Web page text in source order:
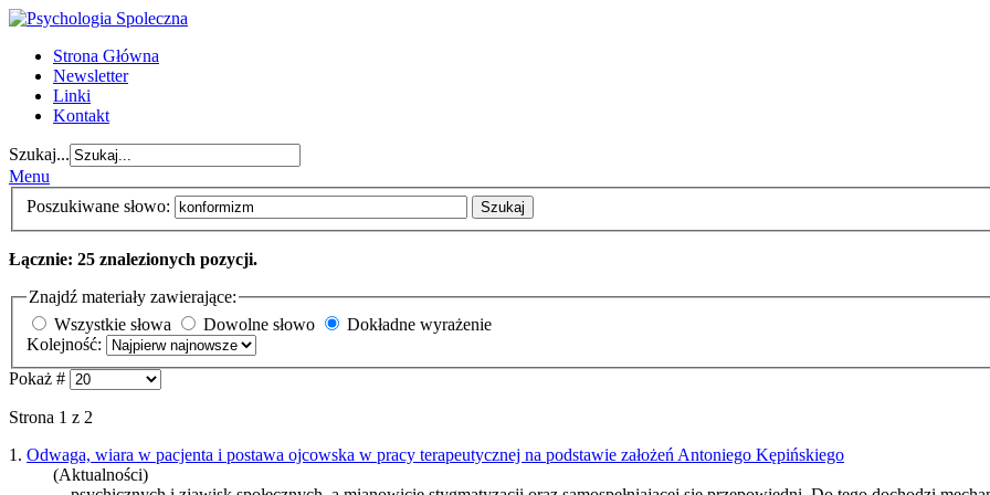
Strona Główna
Newsletter
Linki
Kontakt
Szukaj...
Menu
Poszukiwane słowo:
Szukaj
Łącznie: 25 znalezionych pozycji.
Znajdź materiały zawierające:
Wszystkie słowa
Dowolne słowo
Dokładne wyrażenie
Kolejność:
Pokaż #
Strona 1 z 2
1. Odwaga, wiara w pacjenta i postawa ojcowska w pracy terapeutycznej na podstawie założeń Antoniego Kępińskiego
(Aktualności)